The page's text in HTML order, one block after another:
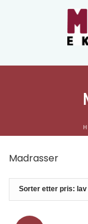
Madrasser